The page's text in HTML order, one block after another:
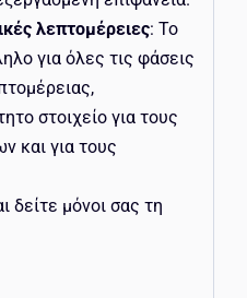
λεπτομέρειες: Το
για όλες τις φάσεις
στοιχείο για τους
και για τους
δείτε μόνοι σας τη